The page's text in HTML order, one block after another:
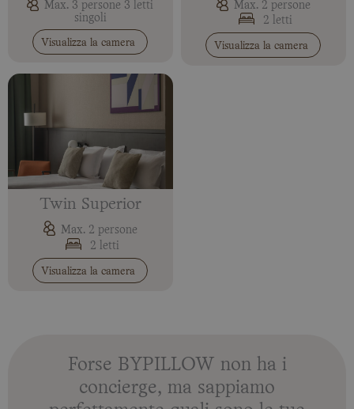
Max. 3 persone 3 letti
singoli
Visualizza la camera
Max. 2 persone
2 letti
Visualizza la camera
Twin Superior
Max. 2 persone
2 letti
Visualizza la camera
Forse BYPILLOW non ha i
concierge, ma sappiamo